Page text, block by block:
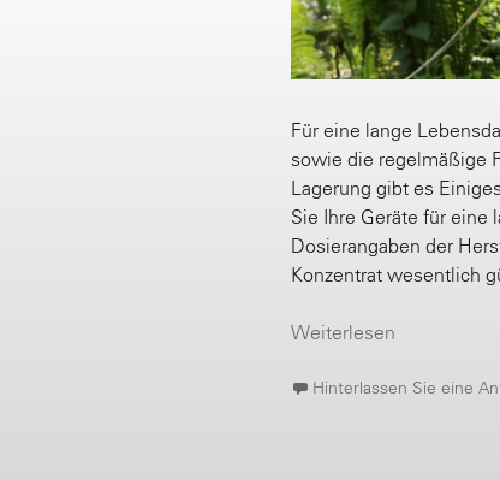
Für eine lange
sowie die regelmäßige
Lagerung gibt es
Sie Ihre Geräte für eine
Dosierangaben der
Konzentrat wesentlich
Weiterlesen
Hinterlassen Sie eine